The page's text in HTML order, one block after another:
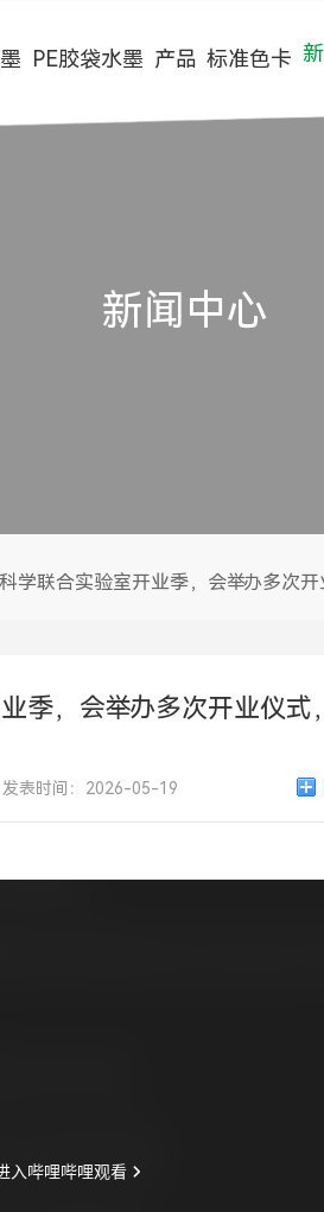
PE胶袋水墨 产品 标准色卡
新闻中心
学联合实验室开业季，会举办多次
季，会举办多次开业仪式
发表时间：2026-05-19